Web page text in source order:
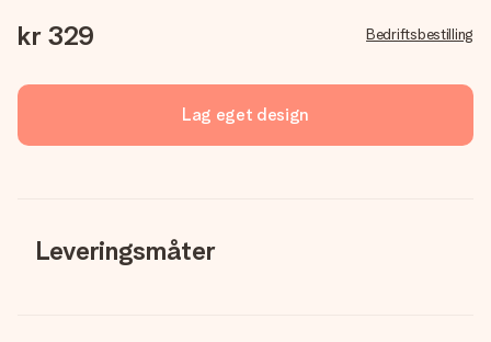
kr 329 Bedriftsbestilling
Lag eget design
Leveringsmåter